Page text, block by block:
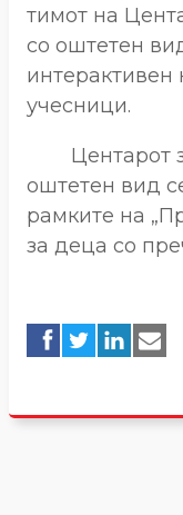
тимот на
со оштетен
интерактивен
учесници.
Центарот
оштетен вид
рамките на
за деца со